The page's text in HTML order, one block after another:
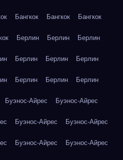
Бангкок Бангкок Бангкок
Берлин Берлин Берлин
Берлин Берлин Берлин
Берлин Берлин Берлин
Буэнос-Айрес Буэнос-Айрес
Буэнос-Айрес Буэнос-Айрес
Буэнос-Айрес Буэнос-Айрес